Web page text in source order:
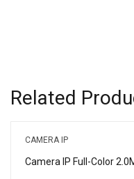
Related
CAMERA IP
Camera IP Full-Color